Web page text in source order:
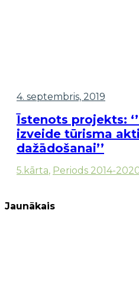
4. septembris, 2019
Īstenots projekts:
izveide tūrisma
dažādošanai’’
5.kārta, Periods 2014-
Jaunākais